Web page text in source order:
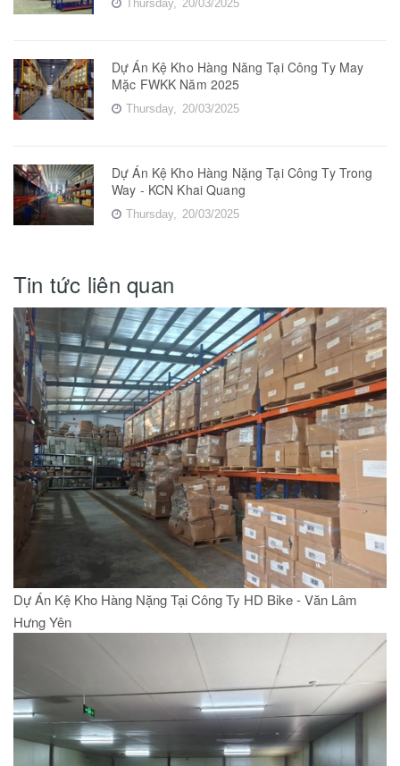
Thursday, 20/03/2025
Dự Án Kệ Kho Hàng Năng Tại Công Ty May
Mặc FWKK Năm 2025
Thursday, 20/03/2025
Dự Án Kệ Kho Hàng Nặng Tại Công Ty Trong
Way - KCN Khai Quang
Thursday, 20/03/2025
Tin tức liên quan
Dự Án Kệ Kho Hàng Nặng Tại Công Ty HD Bike - Văn Lâm
Hưng Yên